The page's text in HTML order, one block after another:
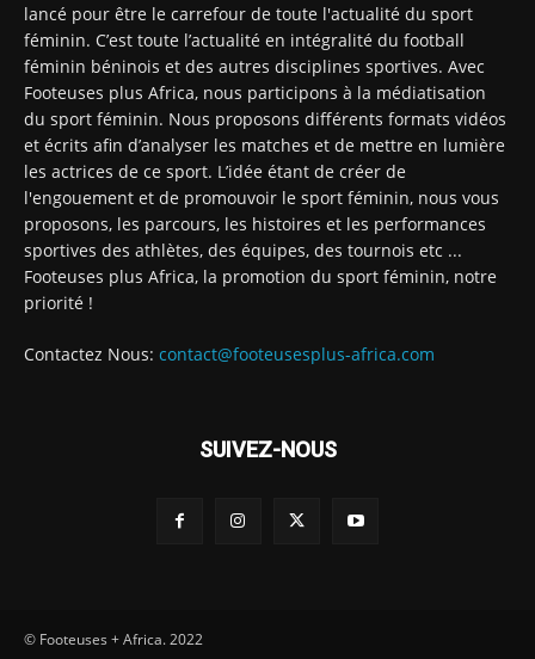
lancé pour être le carrefour de toute l'actualité du sport
féminin. C’est toute l’actualité en intégralité du football
féminin béninois et des autres disciplines sportives. Avec
Footeuses plus Africa, nous participons à la médiatisation
du sport féminin. Nous proposons différents formats vidéos
et écrits afin d’analyser les matches et de mettre en lumière
les actrices de ce sport. L’idée étant de créer de
l'engouement et de promouvoir le sport féminin, nous vous
proposons, les parcours, les histoires et les performances
sportives des athlètes, des équipes, des tournois etc ...
Footeuses plus Africa, la promotion du sport féminin, notre
priorité !
Contactez Nous: contact@footeusesplus-africa.com
SUIVEZ-NOUS
© Footeuses + Africa. 2022